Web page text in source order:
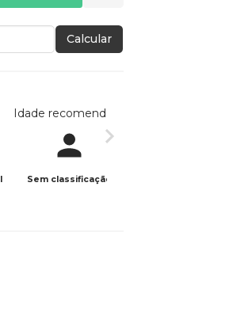
Calcular
Idade recomendada
Sem classificação